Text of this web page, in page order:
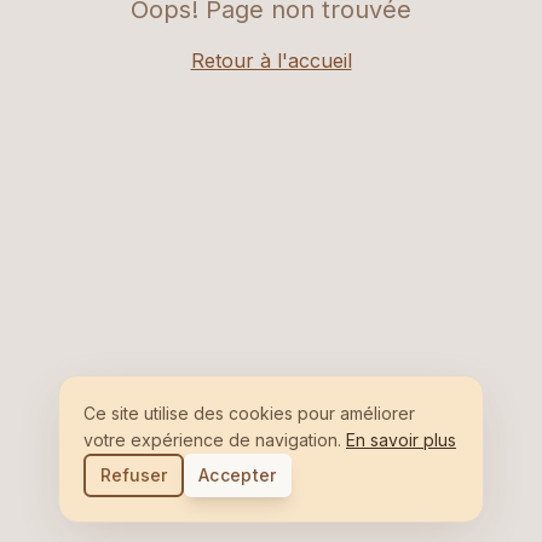
Oops! Page non trouvée
Retour à l'accueil
Ce site utilise des cookies pour améliorer
votre expérience de navigation. En savoir plus
Refuser
Accepter